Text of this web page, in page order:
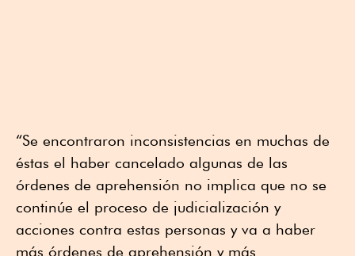
“Se encontraron inconsistencias en muchas de
éstas el haber cancelado algunas de las
órdenes de aprehensión no implica que no se
continúe el proceso de judicialización y
acciones contra estas personas y va a haber
más órdenes de aprehensión y más